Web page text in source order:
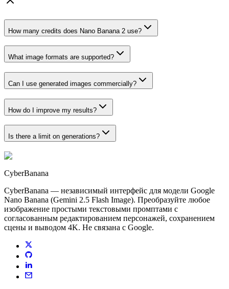
How many credits does Nano Banana 2 use?
What image formats are supported?
Can I use generated images commercially?
How do I improve my results?
Is there a limit on generations?
CyberBanana
CyberBanana — независимый интерфейс для модели Google
Nano Banana (Gemini 2.5 Flash Image). Преобразуйте любое
изображение простыми текстовыми промптами с
согласованным редактированием персонажей, сохранением
сцены и выводом 4K. Не связана с Google.